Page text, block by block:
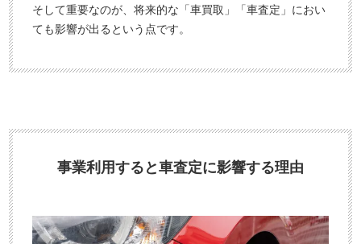
そして重要なのが、将来的な「車買取」「車査定」におい
ても影響が出るという点です。
事業利用すると車査定に影響する理由